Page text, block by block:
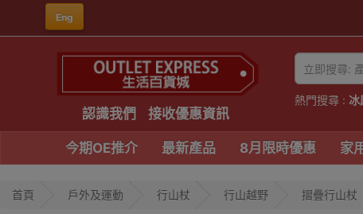
Eng
認識我們 接收優惠資訊
熱門搜尋 : 冰
今期OE推介 最新產品 8月限時優惠 家
首頁 戶外及運動 行山杖 行山越野 摺疊行山杖